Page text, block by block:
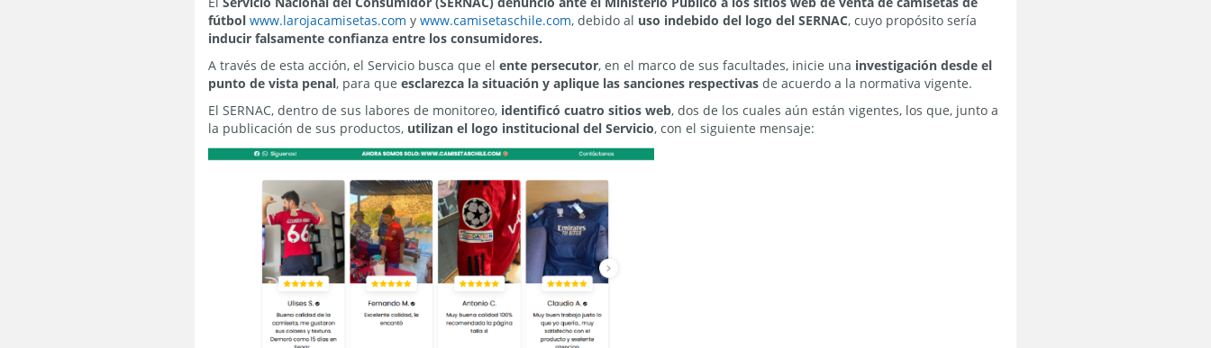
fútbol www.larojacamisetas.com ywww.camisetaschile.com, debido al uso indebido del logo del SERNAC, cuyo propósito sería
inducir falsamente confianza entre los consumidores.
A través de esta acción, el Servicio busca que elente persecutor, en el marco de sus facultades, inicie una investigación desde el
punto de vista penal, para queesclarezca la situación y aplique las sanciones respectivas de acuerdo a la normativa vigente.
El SERNAC, dentro de sus labores de monitoreo, identificó cuatro sitios web, dos de los cuales aún están vigentes, los que, junto a
la publicación de sus productos, utilizan el logo institucional del Servicio, con el siguiente mensaje: